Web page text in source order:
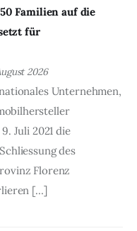
Familien auf die
für
2026
Unternehmen,
Juli 2021 die
des
Florenz
[…]